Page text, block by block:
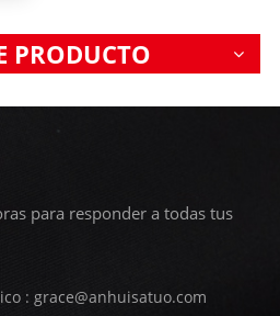
PRODUCTO
para responder a todas tus
: grace@anhuisatuo.com